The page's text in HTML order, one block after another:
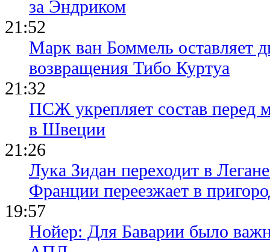
за Эндриком
21:52
Марк ван Боммель оставляет
возвращения Тибо Куртуа
21:32
ПСЖ укрепляет состав перед
в Швеции
21:26
Лука Зидан переходит в
Франции переезжает в
19:57
Нойер: Для Баварии было